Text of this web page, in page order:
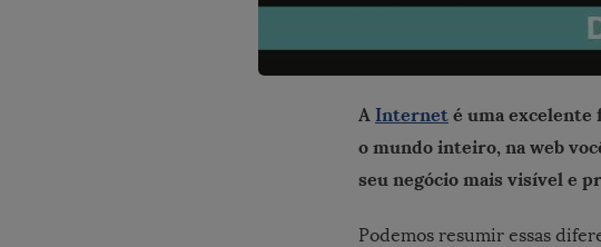
A Internet é uma excelente
o mundo inteiro, na web
seu negócio mais visível e
Podemos resumir essas